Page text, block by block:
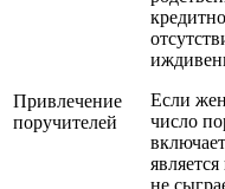
Привлечение
поручителей
Если
число
не